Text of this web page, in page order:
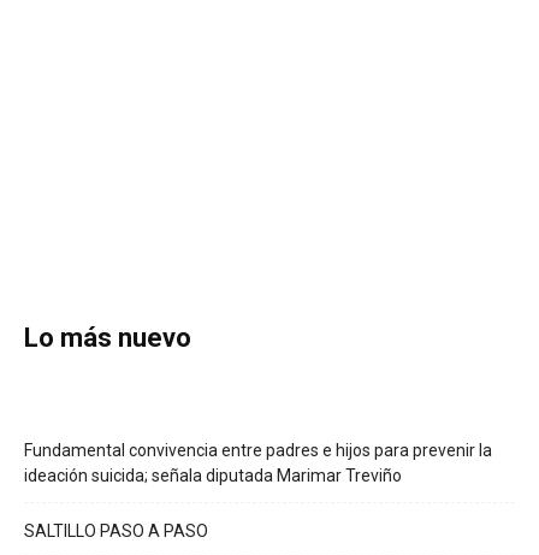
Lo más nuevo
Fundamental convivencia entre padres e hijos para prevenir la
ideación suicida; señala diputada Marimar Treviño
SALTILLO PASO A PASO